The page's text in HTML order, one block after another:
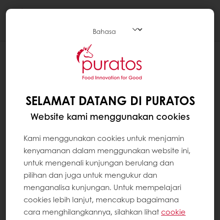
MEMERIKSA JUMLAH YANG DIPESAN
Kemasan produk tertera di bagian "Detail"
pada lembar produk dan di kolom "Kemasan"
pada bagian "Produk Saya". Untuk
memastikan jumlah yang dipesan, selalu lihat
pertimbangkan informasi yang ada di
deskripsi. Ini adalah data logistik yang tidak
sesuai dengan jumlah yang dapat Anda
pesan.
Contoh: Pir Williams ukuran sedang dalam
SELAMAT DATANG DI PURATOS
Website kami menggunakan cookies
Kami menggunakan cookies untuk menjamin
kenyamanan dalam menggunakan website ini,
untuk mengenali kunjungan berulang dan
pilihan dan juga untuk mengukur dan
menganalisa kunjungan. Untuk mempelajari
cookies lebih lanjut, mencakup bagaimana
cara menghilangkannya, silahkan lihatcookie